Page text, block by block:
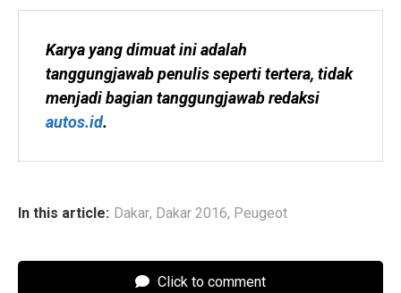
Karya yang dimuat ini adalah
tanggungjawab penulis seperti tertera, tidak
autos.id.
In this article: Dakar, Dakar 2016, Peugeot
Click to comment